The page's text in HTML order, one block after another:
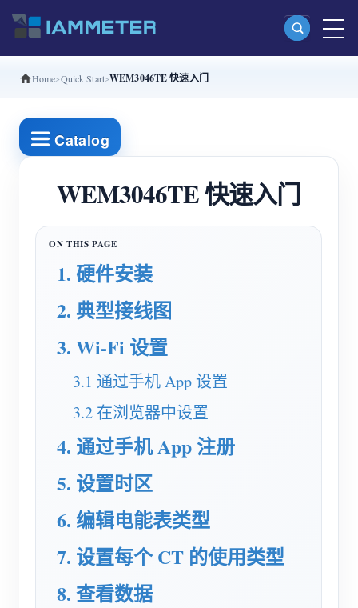
产品
单相 Wi-Fi 电能表 (WEM3080)
分相 Wi-Fi 电能表 (WEM2067)
三相 Wi-Fi 电能表 (WEM3080T)
三相 Wi-Fi 电能表 (WEM3050T)
WiFi 功率控制器
IAMMETER Cloud Pro
私有化部署服务
IAMMETER 模拟器
虚拟电表
能源预测与仿真系统
应用
光伏系统能源监控
用电监控
光伏热水器控制系统
商店
资源
产品快速开始
社区
Home Quick Start WEM3046TE 快速入门
Catalog
WEM3046TE 快速入门
1. 硬件安装
2. 典型接线图
3. Wi-Fi 设置
3.1 通过手机 App 设置
3.2 在浏览器中设置
4. 通过手机 App 注册
5. 设置时区
6. 编辑电能表类型
7. 设置每个 CT 的使用类型
8. 查看数据